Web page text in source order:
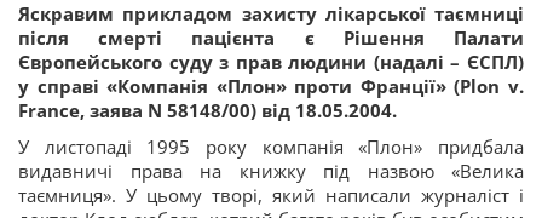
Яскравим прикладом захисту лікарської таємниці
після смерті пацієнта є Рішення Палати
Європейського суду з прав людини (надалі – ЄСПЛ)
у справі «Компанія «Плон» проти Франції» (Plon v.
France, заява N 58148/00) від 18.05.2004.
У листопаді 1995 року компанія «Плон» придбала
видавничі права на книжку під назвою «Велика
таємниця». У цьому творі, який написали журналіст і